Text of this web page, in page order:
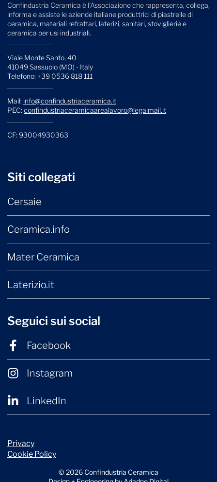
Confindustria Ceramica è l'Associazione che rappresenta, collega,
informa e assiste le aziende italiane produttrici di piastrelle di
ceramica, materiali refrattari, laterizi, sanitari, stoviglierie e
ceramica per usi industriali.
Viale Monte Santo, 40
41049 Sassuolo (MO) - Italy
Telefono: +39 0536 818 111
Mail: info@confindustriaceramica.it
PEC: confindustriaceramicaarealavoro@legalmail.it
CF: 93004930363
Siti collegati
Cersaie
Ceramica.info
Mater Ceramica
Laterizio.it
Seguici sui social
Facebook
Instagram
LinkedIn
Privacy
Cookie Policy
© 2026 Confindustria Ceramica